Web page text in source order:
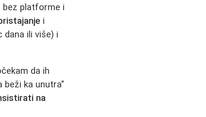
bez platforme i
i
ili više) i
da ih
beži ka unutra"
na